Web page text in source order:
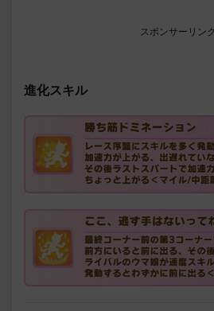
スポンサーリンク
進化スキル